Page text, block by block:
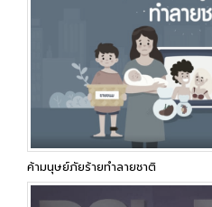
ค้ามนุษย์ภัยร้ายทำลายชาติ